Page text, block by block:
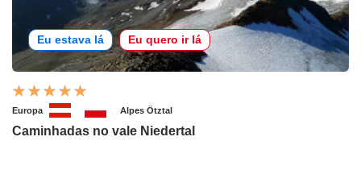
Eu estava lá Eu quero ir lá
Europa Alpes Ötztal
Caminhadas no vale Niedertal